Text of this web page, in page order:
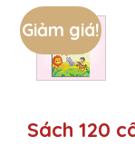
Giảm giá!
Sách 120